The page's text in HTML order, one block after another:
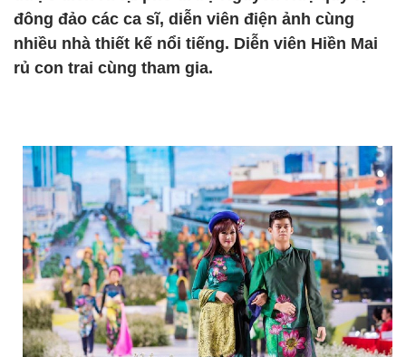
đông đảo các ca sĩ, diễn viên điện ảnh cùng
nhiều nhà thiết kế nổi tiếng. Diễn viên Hiền Mai
rủ con trai cùng tham gia.